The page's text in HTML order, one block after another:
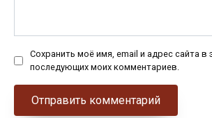
Сохранить моё имя, email и адрес сайта в
последующих моих комментариев.